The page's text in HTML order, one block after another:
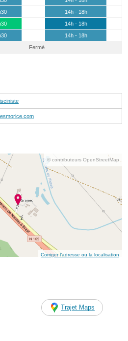
14h - 18h
14h - 18h
14h - 18h
Fermé
© contributeurs OpenStreetMap
Corriger l’adresse ou la localisation
Trajet Maps